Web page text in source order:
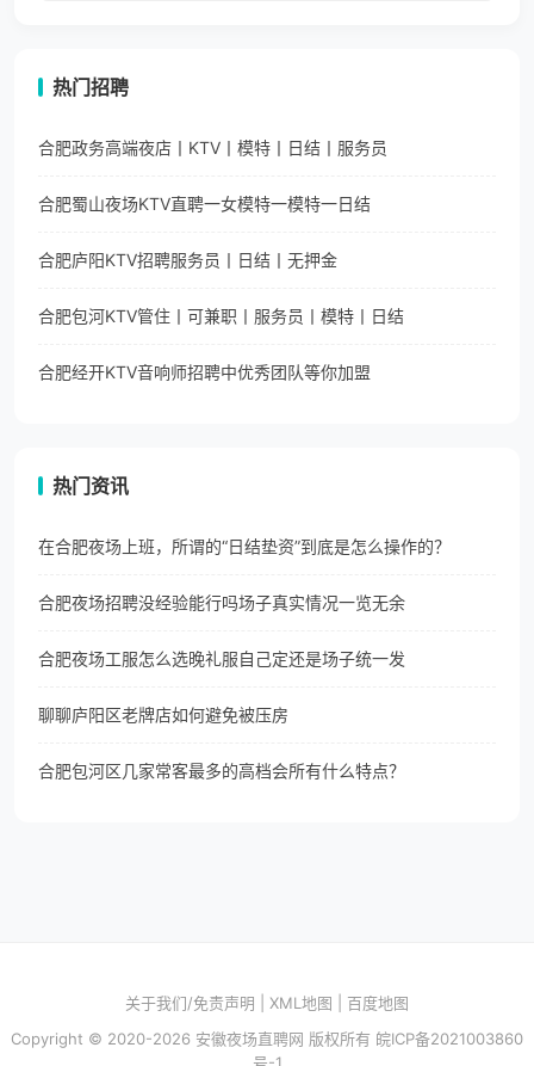
热门招聘
合肥政务高端夜店丨KTV丨模特丨日结丨服务员
合肥蜀山夜场KTV直聘一女模特一模特一日结
合肥庐阳KTV招聘服务员丨日结丨无押金
合肥包河KTV管住丨可兼职丨服务员丨模特丨日结
合肥经开KTV音响师招聘中优秀团队等你加盟
热门资讯
在合肥夜场上班，所谓的“日结垫资”到底是怎么操作的？
合肥夜场招聘没经验能行吗场子真实情况一览无余
合肥夜场工服怎么选晚礼服自己定还是场子统一发
聊聊庐阳区老牌店如何避免被压房
合肥包河区几家常客最多的高档会所有什么特点？
关于我们/免责声明 XML地图
百度地图
Copyright © 2020-2026 安徽夜场直聘网 版权所有 皖ICP备2021003860